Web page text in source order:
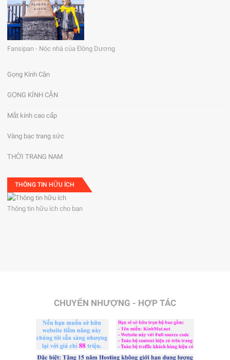
Fansipan - Nóc nhà của Đông Dương
Gọng Kính Cận
GỌNG KÍNH CẬN
Mắt kính cao cấp
Vàng bạc trang sức
THỜI TRANG NAM
THÔNG TIN HỮU ÍCH
Thông tin hữu ích cho bạn
CHUYỂN NHƯỢNG - HỢP TÁC